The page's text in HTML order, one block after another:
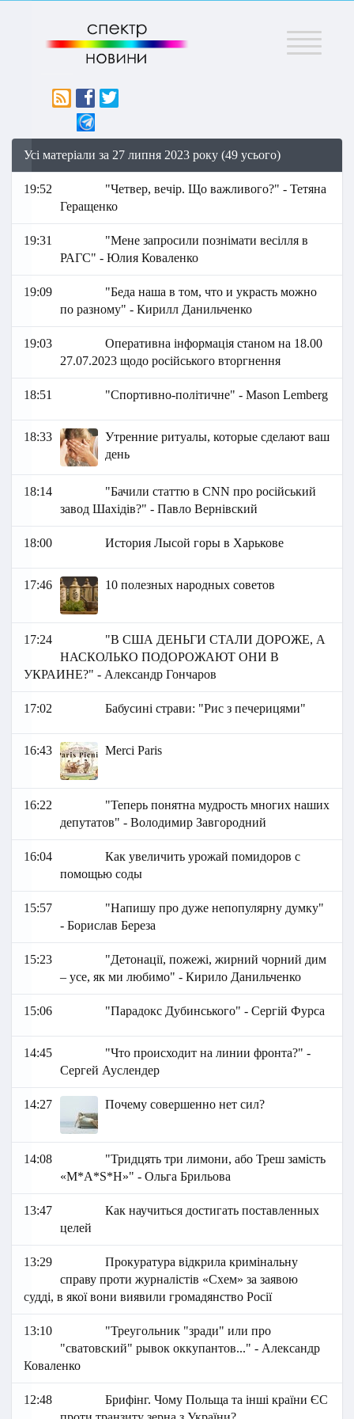
Меню
Усі матеріали за 27 липня 2023 року (49 усього)
19:52
"Четвер, вечір. Що важливого?" - Тетяна
Геращенко
19:31
"Мене запросили познімати весілля в
РАГС" - Юлия Коваленко
19:09
"Беда наша в том, что и украсть можно
по разному" - Кирилл Данильченко
19:03
Оперативна інформація станом на 18.00
27.07.2023 щодо російського вторгнення
18:51 "Спортивно-політичне" - Mason Lemberg
18:33
Утренние ритуалы, которые сделают ваш
день
18:14
"Бачили статтю в CNN про російський
завод Шахідів?" - Павло Вернівский
18:00 История Лысой горы в Харькове
17:46 10 полезных народных советов
17:24
"В США ДЕНЬГИ СТАЛИ ДОРОЖЕ, А
НАСКОЛЬКО ПОДОРОЖАЮТ ОНИ В
УКРАИНЕ?" - Александр Гончаров
17:02 Бабусині страви: "Рис з печерицями"
16:43 Merci Paris
16:22
"Теперь понятна мудрость многих наших
депутатов" - Володимир Завгородний
16:04
Как увеличить урожай помидоров с
помощью соды
15:57
"Напишу про дуже непопулярну думку"
- Борислав Береза
15:23
"Детонації, пожежі, жирний чорний дим
– усе, як ми любимо" - Кирило Данильченко
15:06 "Парадокс Дубинського" - Сергій Фурса
14:45
"Что происходит на линии фронта?" -
Сергей Ауслендер
14:27 Почему совершенно нет сил?
14:08
"Тридцять три лимони, або Треш замість
«M*A*S*H»" - Ольга Брильова
13:47
Как научиться достигать поставленных
целей
13:29
Прокуратура відкрила кримінальну
справу проти журналістів «Схем» за заявою
судді, в якої вони виявили громадянство Росії
13:10
"Треугольник "зради" или про
"сватовский" рывок оккупантов..." - Александр
Коваленко
12:48
Брифінг. Чому Польща та інші країни ЄС